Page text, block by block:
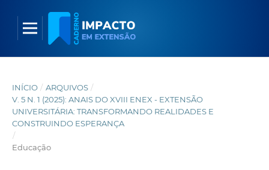
INÍCIO / ARQUIVOS /
V. 5 N. 1 (2025): ANAIS DO XVIII ENEX - EXTENSÃO
UNIVERSITÁRIA: TRANSFORMANDO REALIDADES E
CONSTRUINDO ESPERANÇA
/
Educação